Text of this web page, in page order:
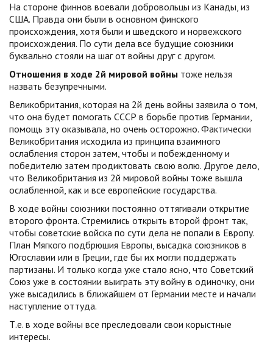
На стороне финнов воевали добровольцы из Канады, из
США. Правда они были в основном финского
происхождения, хотя были и шведского и норвежского
происхождения. По сути дела все будущие союзники
буквально стояли на шаг от войны друг с другом.
Отношения в ходе 2й мировой войны тоже нельзя
назвать безупречными.
Великобритания, которая на 2й день войны заявила о том,
что она будет помогать СССР в борьбе против Германии,
помощь эту оказывала, но очень осторожно. Фактически
Великобритания исходила из принципа взаимного
ослабления сторон затем, чтобы и побежденному и
победителю затем продиктовать свою волю. Другое дело,
что Великобритания из 2й мировой войны тоже вышла
ослабленной, как и все европейские государства.
В ходе войны союзники постоянно оттягивали открытие
второго фронта. Стремились открыть второй фронт так,
чтобы советские войска по сути дела не попали в Европу.
План Мягкого подбрюшия Европы, высадка союзников в
Югославии или в Греции, где бы их могли поддержать
партизаны. И только когда уже стало ясно, что Советский
Союз уже в состоянии выиграть эту войну в одиночку, они
уже высадились в ближайшем от Германии месте и начали
наступление оттуда.
Т.е. в ходе войны все преследовали свои корыстные
интересы.